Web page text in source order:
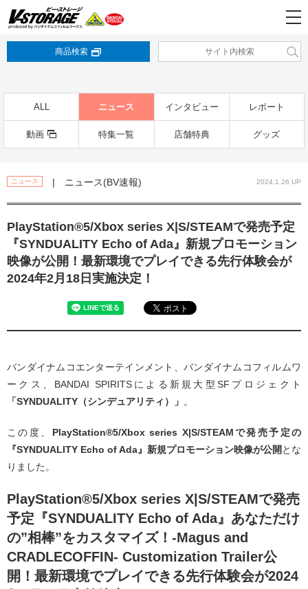
商品検索
ALL ニュース インタビュー レポート
動画 特集一覧 店舗特典 グッズ
ニュース | ニュース(BV速報) 2024.1.26 UP
PlayStation®5/Xbox series X|S/STEAMで発売予定
『SYNDUALITY Echo of Ada』新規プロモーション
映像が公開！最新環境でプレイできる先行体験会が
2024年2月18日実施決定！
バンダイナムコエンターテインメント、バンダイナムコフィルムワ
ークス、BANDAI SPIRITSによる新規大型SFプロジェクト
「SYNDUALITY（シンデュアリティ）」 。
この度、 PlayStation®5/Xbox series X|S/STEAMで発売予定の
『SYNDUALITY Echo of Ada』新規プロモーション映像が公開 とな
りました。
PlayStation®5/Xbox series X|S/STEAMで発売
予定『SYNDUALITY Echo of Ada』あなただけ
の”相棒”をカスタマイズ！-Magus and
CRADLECOFFIN- Customization Trailer公
開！最新環境でプレイできる先行体験会が2024